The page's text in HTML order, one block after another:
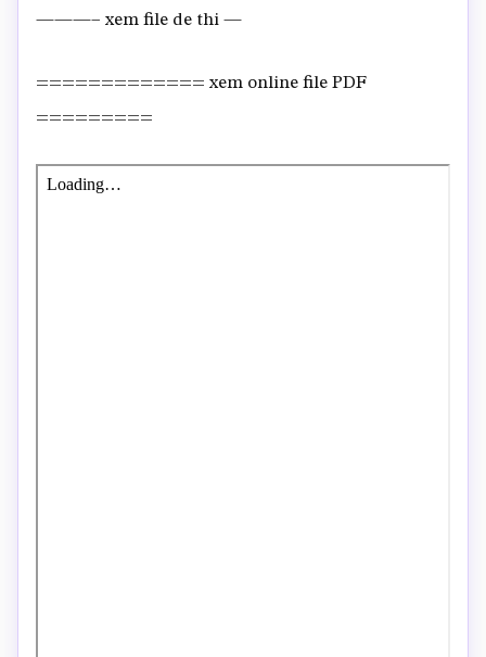
———– xem file de thi —
============= xem online file PDF
=========